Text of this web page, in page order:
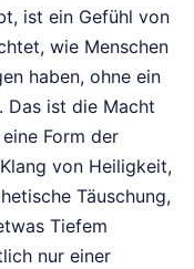
ist ein Gefühl von
wie Menschen
haben, ohne ein
Das ist die Macht
Form der
von Heiligkeit,
Täuschung,
Tiefem
nur einer